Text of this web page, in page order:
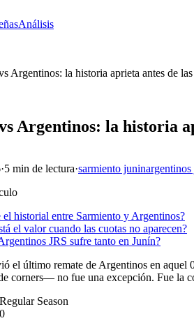
Análisis
Argentinos: la historia aprieta antes de
Argentinos: la historia
·5 min de lectura·sarmiento juninargentinos
el historial entre Sarmiento y Argentinos?
el valor cuando las cuotas no aparecen?
JRS sufre tanto en Junín?
el último remate de Argentinos en aquel
corners— no fue una excepción. Fue la
Regular Season